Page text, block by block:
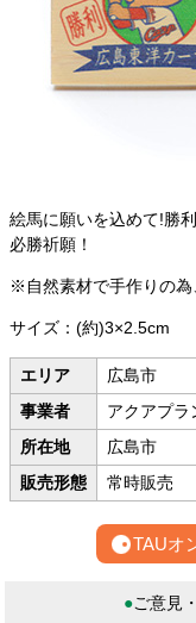
絵馬に願いを込めて!勝
必勝祈願！
※自然素材で手作りの為
サイズ：(約)3×2.5cm
エリア
広島市
事業者
アクアプラ
所在地
広島市
販売形態
常時販売
TAUオ
●ご意見